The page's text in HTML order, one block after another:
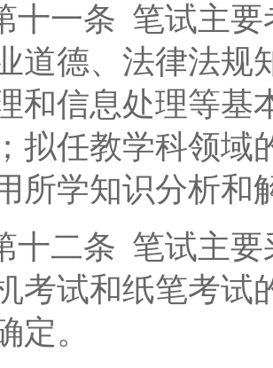
条 笔试主要
道德、法律法规
和信息处理等基
拟任教学科领域
所学知识分析和
条 笔试主要
考试和纸笔考试
定。